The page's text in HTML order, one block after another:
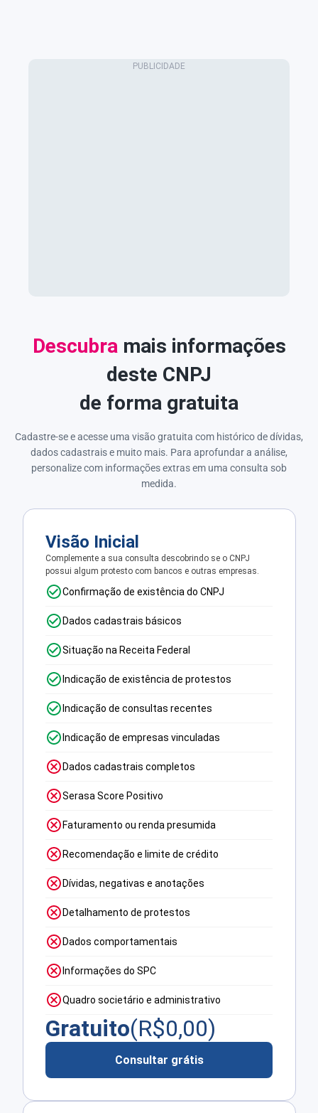
Descubramais informações
deste CNPJ
de forma gratuita
Cadastre-se e acesse uma visão gratuita com histórico de dívidas,
dados cadastrais e muito mais. Para aprofundar a análise,
personalize com informações extras em uma consulta sob
medida.
Visão Inicial
Complemente a sua consulta descobrindo se o CNPJ
possui algum protesto com bancos e outras empresas.
Confirmação de existência do CNPJ
Dados cadastrais básicos
Situação na Receita Federal
Indicação de existência de protestos
Indicação de consultas recentes
Indicação de empresas vinculadas
Dados cadastrais completos
Serasa Score Positivo
Faturamento ou renda presumida
Recomendação e limite de crédito
Dívidas, negativas e anotações
Detalhamento de protestos
Dados comportamentais
Informações do SPC
Quadro societário e administrativo
Gratuito(R$0,00)
Consultar grátis